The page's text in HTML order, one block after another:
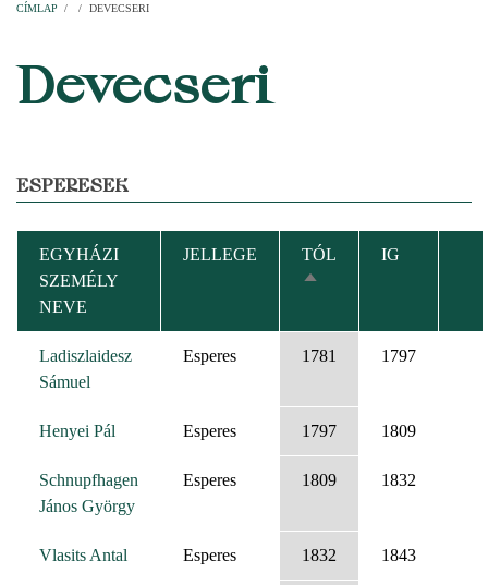
CÍMLAP / / DEVECSERI
Devecseri
ESPERESEK
EGYHÁZI
SZEMÉLY
NEVE
JELLEGE
TÓL
CSÖKKENŐ
IG
Ladiszlaidesz
Sámuel
Esperes 1781 1797
Henyei Pál Esperes 1797 1809
Schnupfhagen
János György
Esperes 1809 1832
Vlasits Antal Esperes 1832 1843